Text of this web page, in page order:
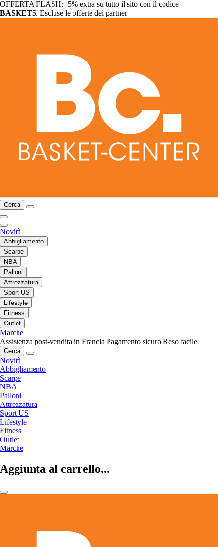
OFFERTA FLASH: -5% extra su tutto il sito con il codice
BASKET5. Escluse le offerte dei partner
Cerca
Novità
Abbigliamento
Scarpe
NBA
Palloni
Attrezzatura
Sport US
Lifestyle
Fitness
Outlet
Marche
Assistenza post-vendita in Francia Pagamento sicuro Reso facile
Cerca
Novità
Abbigliamento
Scarpe
NBA
Palloni
Attrezzatura
Sport US
Lifestyle
Fitness
Outlet
Marche
Aggiunta al carrello...